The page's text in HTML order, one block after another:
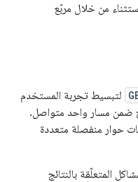
من خلال مربّع
لتبسيط تجربة المستخدم
ضمن مسار واحد متواصل.
حوار منفصلة متعددة
المتعلّقة بالنتائج